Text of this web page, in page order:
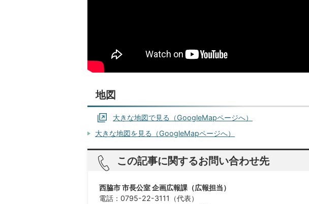
地図
大きな地図で見る（GoogleMapページへ）
大きな地図を見る（GoogleMapページへ）
この記事に関するお問い合わせ先
西脇市 市長公室 企画広報課（広報担当）
電話：0795-22-3111（代表）